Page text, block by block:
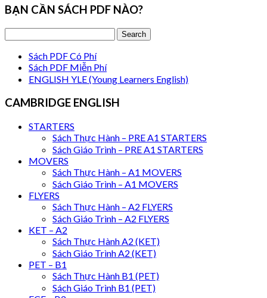
BẠN CẦN SÁCH PDF NÀO?
Sách PDF Có Phí
Sách PDF Miễn Phí
ENGLISH YLE (Young Learners English)
CAMBRIDGE ENGLISH
STARTERS
Sách Thực Hành – PRE A1 STARTERS
Sách Giáo Trình – PRE A1 STARTERS
MOVERS
Sách Thực Hành – A1 MOVERS
Sách Giáo Trình – A1 MOVERS
FLYERS
Sách Thực Hành – A2 FLYERS
Sách Giáo Trình – A2 FLYERS
KET – A2
Sách Thực Hành A2 (KET)
Sách Giáo Trình A2 (KET)
PET – B1
Sách Thực Hành B1 (PET)
Sách Giáo Trình B1 (PET)